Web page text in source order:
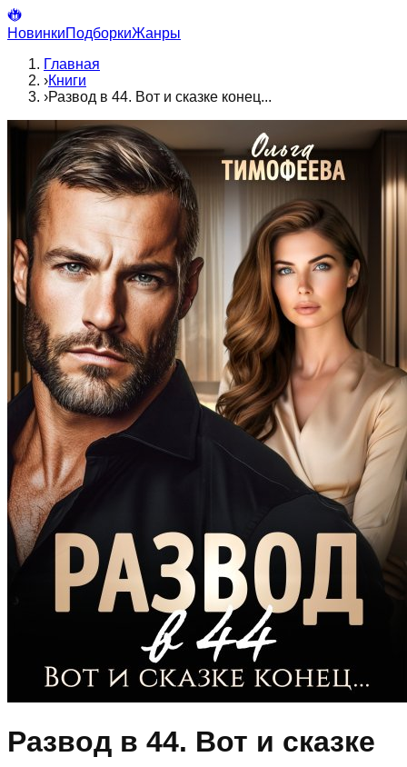
НовинкиПодборкиЖанры
Главная
›Книги
›Развод в 44. Вот и сказке конец...
Развод в 44. Вот и сказке